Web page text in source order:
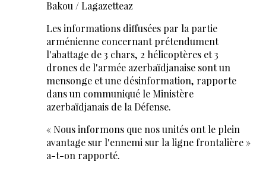
Bakou / Lagazetteaz
Les informations diffusées par la partie
arménienne concernant prétendument
l'abattage de 3 chars, 2 hélicoptères et 3
drones de l'armée azerbaïdjanaise sont un
mensonge et une désinformation, rapporte
dans un communiqué le Ministère
azerbaïdjanais de la Défense.
« Nous informons que nos unités ont le plein
avantage sur l'ennemi sur la ligne frontalière »
a-t-on rapporté.